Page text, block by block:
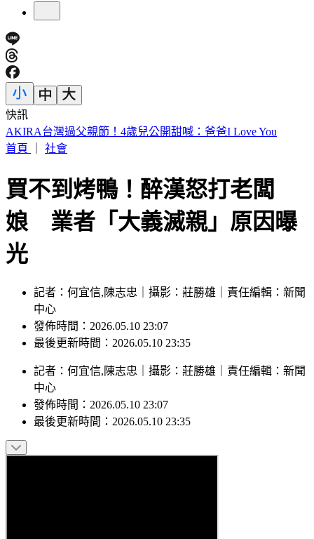
快訊
快訊／白海豚颱風假！連江縣宣布9日停止上班上課
首頁
社會
買不到烤鴨！醉漢怒打老闆
娘 業者「大義滅親」原因曝
光
記者：何宜信,陳志忠｜攝影：莊勝雄｜責任編輯：新聞
中心
發佈時間：2026.05.10 23:07
最後更新時間：2026.05.10 23:35
記者 ： 何宜信,陳志忠 攝影 ： 莊勝雄 責任編輯 ： 新聞
中心
發佈時間： 2026.05.10 23:07
最後更新時間： 2026.05.10 23:35